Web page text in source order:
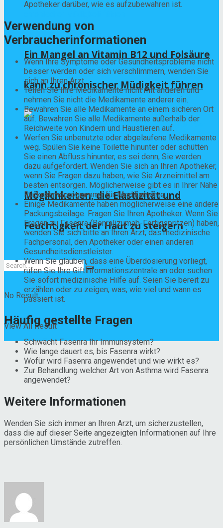
Ein Mangel an Vitamin B12 und Folsäure
kann zu chronischer Müdigkeit führen
Möglichkeiten, die Elastizität und
Feuchtigkeit der Haut zu steigern
No Result
View All Result
Apotheker darüber, wie es aufzubewahren ist.
Verwendung von
Verbraucherinformationen
Wenn Ihre Symptome oder Gesundheitsprobleme nicht
besser werden oder sich verschlimmern, wenden Sie
sich an Ihren Arzt.
Teilen Sie Ihre Medikamente nicht mit anderen und
nehmen Sie nicht die Medikamente anderer ein.
Bewahren Sie alle Medikamente an einem sicheren Ort
auf. Bewahren Sie alle Medikamente außerhalb der
Reichweite von Kindern und Haustieren auf.
Werfen Sie unbenutzte oder abgelaufene Medikamente
weg. Spülen Sie keine Toilette hinunter oder schütten
Sie einen Abfluss hinunter, es sei denn, Sie werden
dazu aufgefordert. Wenden Sie sich an Ihren Apotheker,
wenn Sie Fragen dazu haben, wie Sie Arzneimittel am
besten entsorgen. Möglicherweise gibt es in Ihrer Nähe
Rücknahmeprogramme für Medikamente.
Einige Medikamente haben möglicherweise eine andere
Packungsbeilage. Fragen Sie Ihren Apotheker. Wenn Sie
Fragen zu Fasenra (Benralizumab-Fertigspritzen) haben,
wenden Sie sich bitte an Ihren Arzt, das medizinische
Fachpersonal, den Apotheker oder einen anderen
Gesundheitsdienstleister.
Wenn Sie glauben, dass eine Überdosierung vorliegt,
rufen Sie Ihre Giftinformationszentrale an oder suchen
Sie sofort medizinische Hilfe auf. Seien Sie bereit zu
erzählen oder zu zeigen, was, wie viel und wann es
passiert ist.
Häufig gestellte Fragen
Schwächt Fasenra Ihr Immunsystem?
Wie lange dauert es, bis Fasenra wirkt?
Wofür wird Fasenra angewendet und wie wirkt es?
Zur Behandlung welcher Art von Asthma wird Fasenra
angewendet?
Weitere Informationen
Wenden Sie sich immer an Ihren Arzt, um sicherzustellen,
dass die auf dieser Seite angezeigten Informationen auf Ihre
persönlichen Umstände zutreffen.